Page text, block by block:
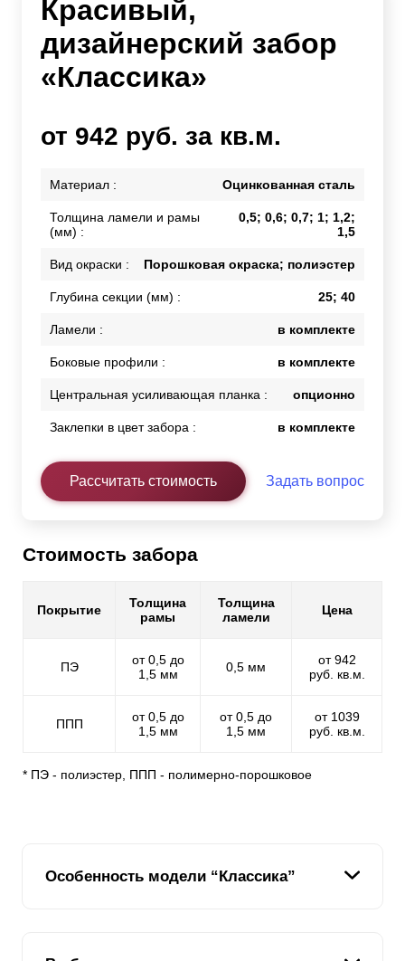
Красивый,
дизайнерский забор
«Классика»
от 942 руб. за кв.м.
Материал : Оцинкованная сталь
Толщина ламели и рамы
(мм) :
0,5; 0,6; 0,7; 1; 1,2;
1,5
Вид окраски : Порошковая окраска; полиэстер
Глубина секции (мм) : 25; 40
Ламели : в комплекте
Боковые профили : в комплекте
Центральная усиливающая планка : опционно
Заклепки в цвет забора : в комплекте
Рассчитать стоимость Задать вопрос
Стоимость забора
Покрытие
Толщина
рамы
Толщина
ламели
Цена
ПЭ
от 0,5 до
1,5 мм
0,5 мм
от 942
руб. кв.м.
ППП
от 0,5 до
1,5 мм
от 0,5 до
1,5 мм
от 1039
руб. кв.м.
* ПЭ - полиэстер, ППП - полимерно-порошковое
Особенность модели “Классика”
Мы предлагаем своим клиентам выбрать для